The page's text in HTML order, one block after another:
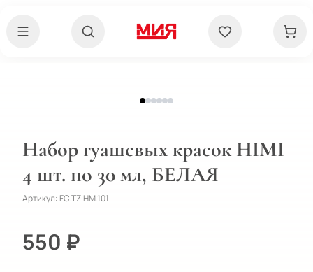
Набор гуашевых красок HIMI
4 шт. по 30 мл, БЕЛАЯ
Артикул: FC.TZ.HM.101
550 ₽